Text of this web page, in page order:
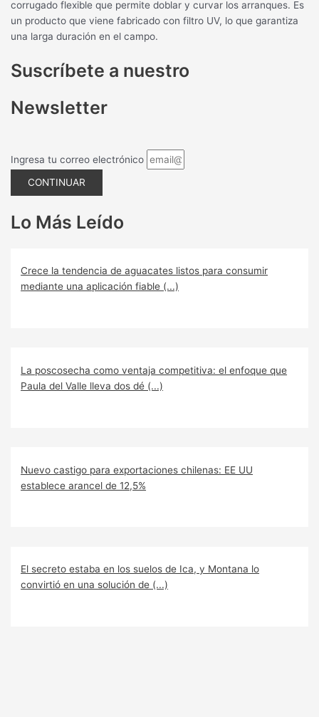
corrugado flexible que permite doblar y curvar los arranques. Es
un producto que viene fabricado con filtro UV, lo que garantiza
una larga duración en el campo.
Suscríbete a nuestro
Newsletter
Ingresa tu correo electrónico
CONTINUAR
Lo Más Leído
Crece la tendencia de aguacates listos para consumir
mediante una aplicación fiable (...)
La poscosecha como ventaja competitiva: el enfoque que
Paula del Valle lleva dos dé (...)
Nuevo castigo para exportaciones chilenas: EE UU
establece arancel de 12,5%
El secreto estaba en los suelos de Ica, y Montana lo
convirtió en una solución de (...)